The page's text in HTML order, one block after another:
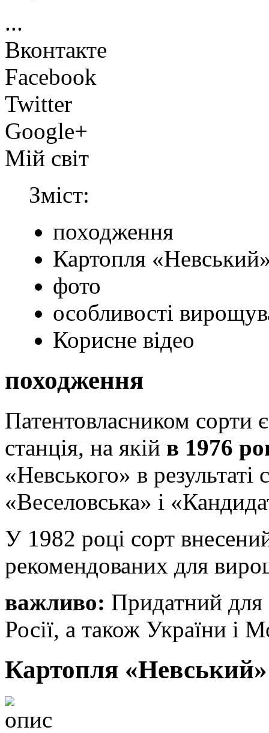
...
Вконтакте
Facebook
Twitter
Google+
Мій світ
Зміст:
походження
Картопля
фото
особливості
Корисне відео
походження
Патентовласником сорти
станція, на якій в 1976
«Невського» в результаті
«Веселовська» і
У 1982 році сорт
рекомендованих для
важливо: Придатний для
Росії, а також України і
Картопля